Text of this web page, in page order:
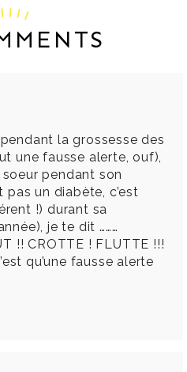
la grossesse des
une fausse alerte, ouf),
pendant son
un diabète, c’est
!) durant sa
je te dit ………
!! CROTTE ! FLUTTE !!!
qu’une fausse alerte